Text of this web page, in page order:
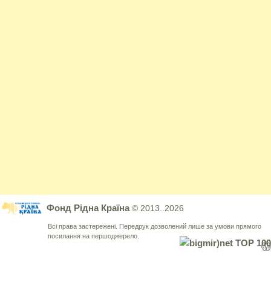
Фонд Рідна Країна© 2013..2026
Всі права застережені. Передрук дозволений лише за умови прямого
посилання на першоджерело.